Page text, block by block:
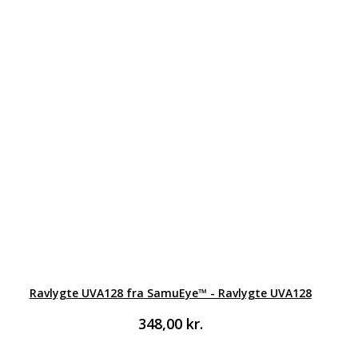
Ravlygte UVA128 fra SamuEye™ - Ravlygte UVA128
348,00 kr.